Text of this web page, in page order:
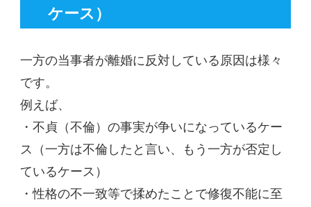
ケース）
一方の当事者が離婚に反対している原因は様々
です。
例えば、
・不貞（不倫）の事実が争いになっているケー
ス（一方は不倫したと言い、もう一方が否定し
ているケース）
・性格の不一致等で揉めたことで修復不能に至